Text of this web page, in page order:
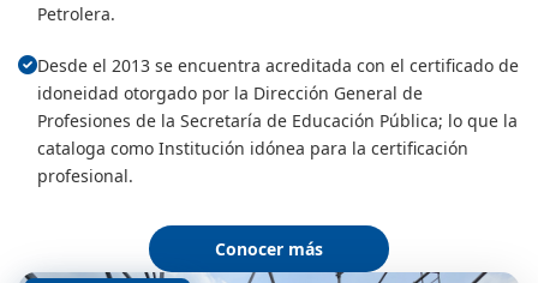
Petrolera.
Desde el 2013 se encuentra acreditada con el certificado de
idoneidad otorgado por la Dirección General de
Profesiones de la Secretaría de Educación Pública; lo que la
cataloga como Institución idónea para la certificación
profesional.
Conocer más